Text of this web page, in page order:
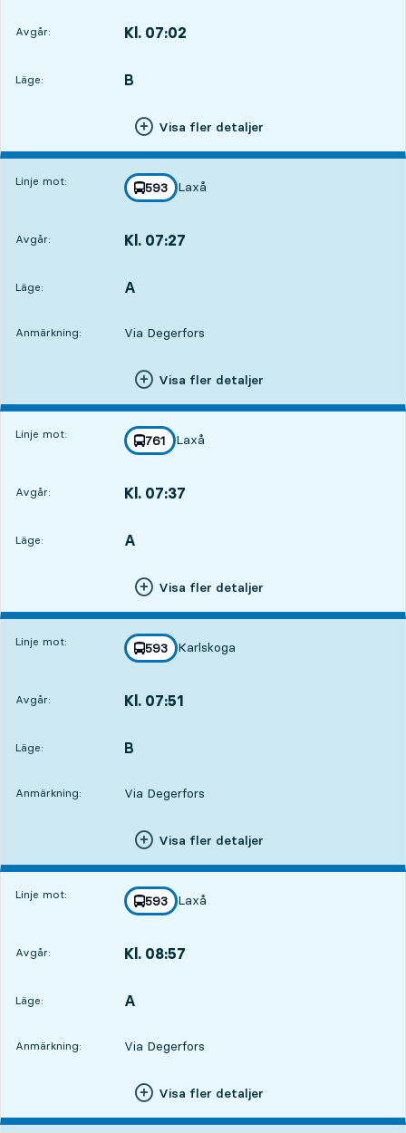
Avgår: Kl. 07:02
Läge:
LÄGE, B
,
Visa fler detaljer
Linje mot: linje
593
mot
Laxå
,
Avgår: Kl. 07:27
Läge:
LÄGE, A
,
Anmärkning: Via Degerfors
Visa fler detaljer
Linje mot: linje
761
mot
Laxå
,
Avgår: Kl. 07:37
Läge:
LÄGE, A
,
Visa fler detaljer
Linje mot: linje
593
mot
Karlskoga
,
Avgår: Kl. 07:51
Läge:
LÄGE, B
,
Anmärkning: Via Degerfors
Visa fler detaljer
Linje mot: linje
593
mot
Laxå
,
Avgår: Kl. 08:57
Läge:
LÄGE, A
,
Anmärkning: Via Degerfors
Visa fler detaljer